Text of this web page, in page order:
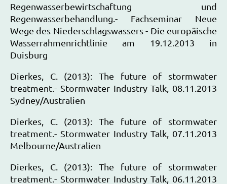
Regenwasserbewirtschaftung und
Regenwasserbehandlung.- Fachseminar Neue
Wege des Niederschlagswassers - Die europäische
Wasserrahmenrichtlinie am 19.12.2013 in
Duisburg
Dierkes, C. (2013): The future of stormwater
treatment.- Stormwater Industry Talk, 08.11.2013
Sydney/Australien
Dierkes, C. (2013): The future of stormwater
treatment.- Stormwater Industry Talk, 07.11.2013
Melbourne/Australien
Dierkes, C. (2013): The future of stormwater
treatment.- Stormwater Industry Talk, 06.11.2013